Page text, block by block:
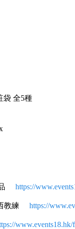
袋 全5種
https://
教練 https://